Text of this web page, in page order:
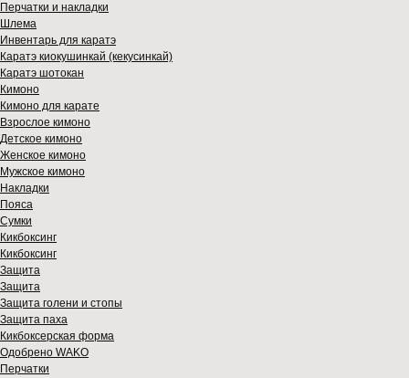
Перчатки и накладки
Шлема
Инвентарь для каратэ
Каратэ киокушинкай (кекусинкай)
Каратэ шотокан
Кимоно
Кимоно для карате
Взрослое кимоно
Детское кимоно
Женское кимоно
Мужское кимоно
Накладки
Пояса
Сумки
Кикбоксинг
Кикбоксинг
Защита
Защита
Защита голени и стопы
Защита паха
Кикбоксерская форма
Одобрено WAKO
Перчатки